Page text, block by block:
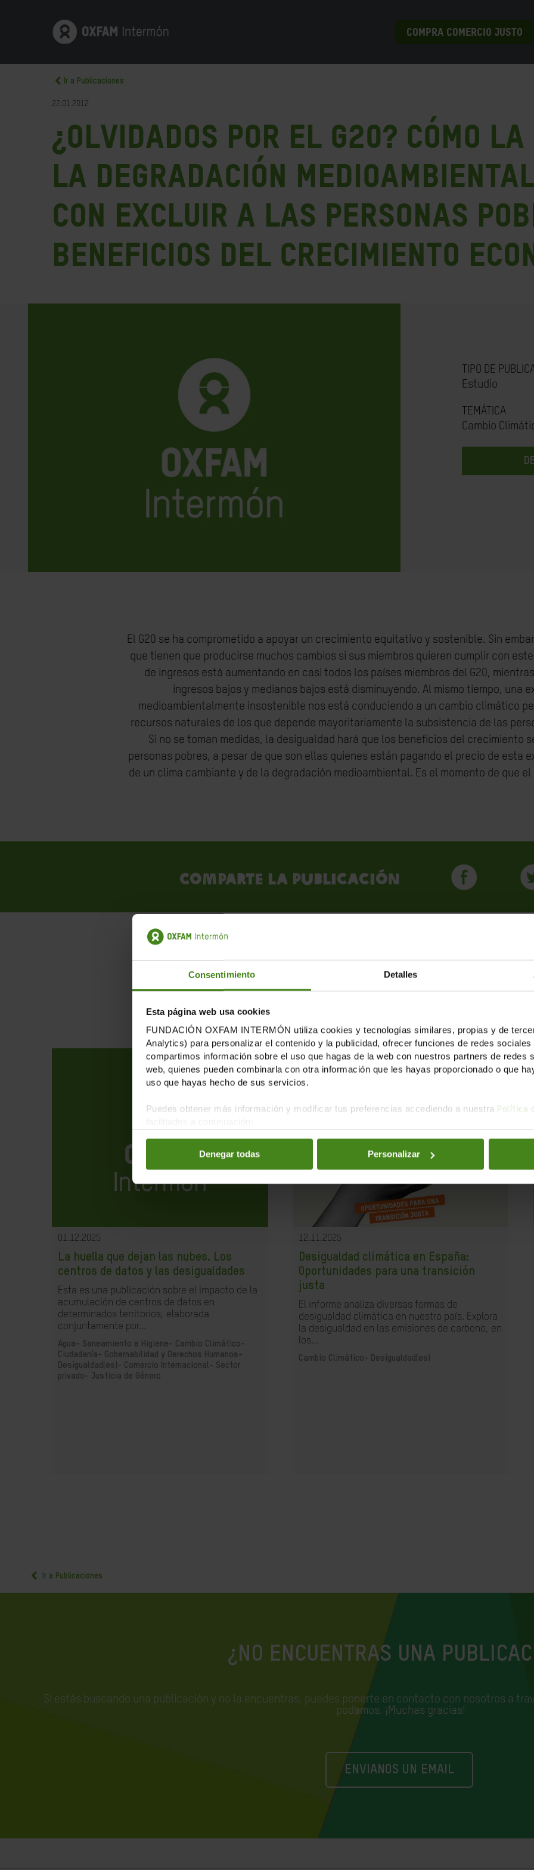
Consentimiento Detalles
Esta página web usa cookies
FUNDACIÓN OXFAM INTERMÓN utiliza cookies y tecnologías similares, propias y de
Analytics) para personalizar el contenido y la publicidad, ofrecer funciones de redes
compartimos información sobre el uso que hagas de la web con nuestros partners de redes
web, quienes pueden combinarla con otra información que les hayas proporcionado o que
uso que hayas hecho de sus servicios.
Puedes obtener más información y modificar tus preferencias accediendo a nuestra Política
Denegar todas Personalizar
COMPRA COMERCIO JUSTO
Ir a Publicaciones
22.01.2012
¿Olvidados por el G20? Cómo
la degradación
con excluir a las personas
beneficios del crecimiento
TIPO DE
Estudio
TEMÁTICA
Cambio
El G20 se ha comprometido a apoyar un crecimiento equitativo y sostenible. Sin
que tienen que producirse muchos cambios si sus miembros quieren cumplir con
de ingresos está aumentando en casi todos los países miembros del G20,
ingresos bajos y medianos bajos está disminuyendo. Al mismo tiempo, una
medioambientalmente insostenible nos está conduciendo a un cambio climático
recursos naturales de los que depende mayoritariamente la subsistencia de las
Si no se toman medidas, la desigualdad hará que los beneficios del crecimiento
personas pobres, a pesar de que son ellas quienes están pagando el precio de esta
de un clima cambiante y de la degradación medioambiental. Es el momento de que
Comparte la publicación
PUBLICACIONES
01.12.2025
La huella que dejan las nubes. Los
centros de datos y las desigualdades
Esta es una publicación sobre el impacto de la
acumulación de centros de datos en
determinados territorios, elaborada
conjuntamente por...
Agua- Saneamiento e Higiene- Cambio Climático-
Ciudadanía- Gobernabilidad y Derechos Humanos-
Desigualdad(es)- Comercio Internacional- Sector
privado- Justicia de Género
12.11.2025
Desigualdad climática en España:
Oportunidades para una transición
justa
El informe analiza diversas formas de
desigualdad climática en nuestro país. Explora
la desigualdad en las emisiones de carbono, en
los...
Cambio Climático- Desigualdad(es)
Ir a Publicaciones
¿NO ENCUENTRAS UNA
Si estás buscando una publicación y no la encuentras, puedes ponerte en contacto con nosotros a
podamos. ¡Muchas gracias!
ENVIANOS UN EMAIL